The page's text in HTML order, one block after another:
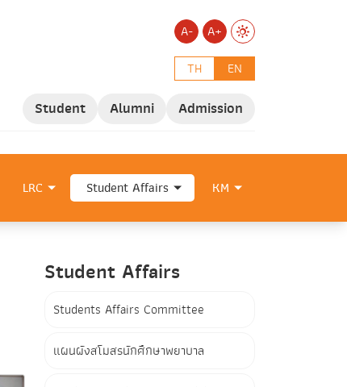
A-
A+
TH
EN
Student Alumni Admission
LRC Student Affairs KM
Student Affairs
Students Affairs Committee
แผนผังสโมสรนักศึกษาพยาบาล